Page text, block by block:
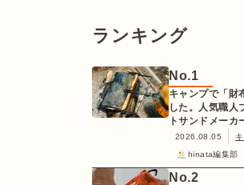
ランキング
No.1
キャンプで「財
した。人気職人
トサンドメーカ
プギア】
2026.08.05
hinata編集部
No.2